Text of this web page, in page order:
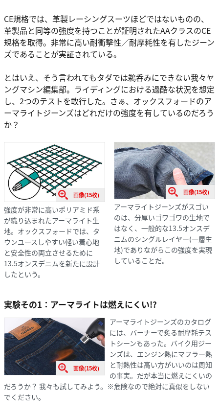
CE規格では、革製レーシングスーツほどではないものの、
革製品と同等の強度を持つことが証明されたAAクラスのCE
規格を取得。非常に高い耐衝撃性／耐摩耗性を有したジーン
ズであることが実証されている。
とはいえ、そう言われてもタダでは鵜呑みにできない我々ヤ
ングマシン編集部。ライディングにおける過酷な状況を想定
し、2つのテストを敢行した。さぁ、オックスフォードのア
ーマライトジーンズはどれだけの強度を有しているのだろう
か？
画像(15枚)
強度が非常に高いポリアミド系
が織り込まれたアーマライト生
地。オックスフォードでは、タ
ウンユースしやすい軽い着心地
と安全性の両立させるために
13.5オンスデニムを新たに設計
したという。
画像(15枚)
アーマライトジーンズがスゴい
のは、分厚いゴワゴワの生地で
はなく、一般的な13.5オンスデ
ニムのシングルレイヤー(一層生
地)でありながらこの強度を実現
していることだ。
実験その1：アーマライトは燃えにくい!?
画像(15枚)
アーマライトジーンズのカタログ
には、バーナーで炙る耐摩耗テス
トシーンもあった。バイク用ジー
ンズは、エンジン熱にマフラー熱
と耐熱性は高い方がいいのは周知
の事実。だが本当に燃えにくいの
だろうか？ 我々も試してみよう。※危険なので絶対に真似をしない
でください。